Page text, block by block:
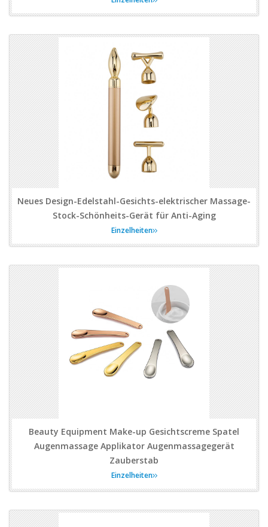
Neues Design-Edelstahl-Gesichts-elektrischer Massage-
Stock-Schönheits-Gerät für Anti-Aging
Einzelheiten
Beauty Equipment Make-up Gesichtscreme Spatel
Augenmassage Applikator Augenmassagegerät
Zauberstab
Einzelheiten